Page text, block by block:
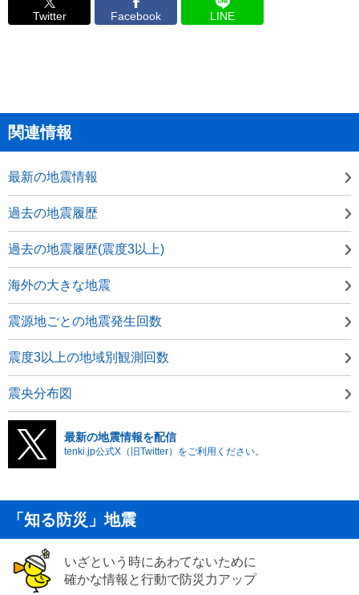
Twitter Facebook LINE
関連情報
最新の地震情報
過去の地震履歴
過去の地震履歴(震度3以上)
海外の大きな地震
震源地ごとの地震発生回数
震度3以上の地域別観測回数
震央分布図
最新の地震情報を配信
tenki.jp公式X（旧Twitter）をご利用ください。
「知る防災」地震
いざという時にあわてないために
確かな情報と行動で防災力アップ